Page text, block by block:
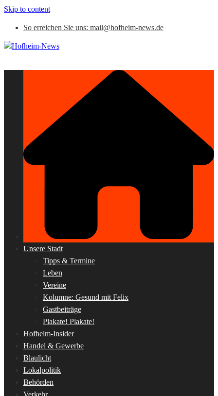
Skip to content
So erreichen Sie uns: mail@hofheim-news.de
Unsere Stadt
Tipps & Termine
Leben
Vereine
Kolumne: Gesund mit Felix
Gastbeiträge
Plakate! Plakate!
Hofheim-Insider
Handel & Gewerbe
Blaulicht
Lokalpolitik
Behörden